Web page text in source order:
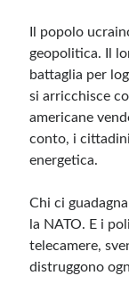
Il popolo
geopolitica. Il
battaglia per
si arricchisce
americane
conto, i
energetica.
Chi ci
la NATO. E i
telecamere,
distruggono